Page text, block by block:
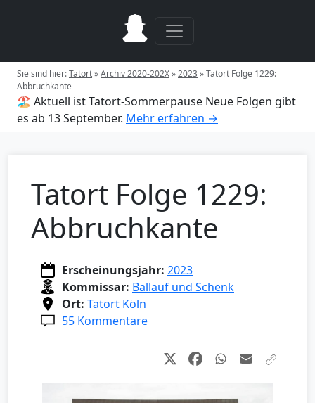
Sie sind hier:Tatort»Archiv 2020-202X»2023»Tatort Folge 1229:
Abbruchkante
🏖️ Aktuell ist Tatort-Sommerpause Neue Folgen gibt
es ab 13 September. Mehr erfahren →
Tatort Folge 1229:
Abbruchkante
Erscheinungsjahr: 2023
Kommissar: Ballauf und Schenk
Ort: Tatort Köln
55 Kommentare